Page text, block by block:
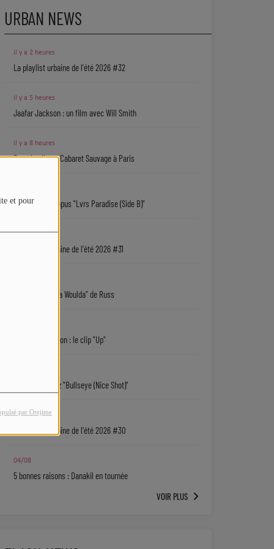
et pour
par Orejime
URBAN NEWS
il y a 2 heures
La playlist urbaine de l'été 2026 #32
il y a 5 heures
Jaafar Jackson : un film avec Will Smith
il y a 8 heures
Ryan Leslie au Cabaret Sauvage à Paris
Isaiah Falls : l'opus "Lvrs Paradise (Side B)"
05/08
La playlist urbaine de l'été 2026 #31
"Coulda Shoulda Woulda" de Russ
Keith D. Robinson : le clip "Up"
Sy'Rai : écoutez "Bullseye (Nice Shot)"
04/08
La playlist urbaine de l'été 2026 #30
04/08
5 bonnes raisons : Danakil en tournée
VOIR PLUS